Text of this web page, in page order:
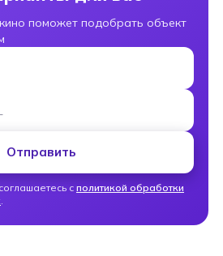
поможет подобрать объект
Отправить
с политикой обработки